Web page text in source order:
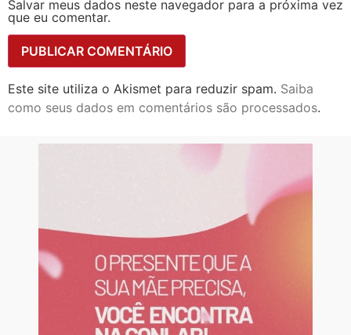
Salvar meus dados neste navegador para a próxima vez
que eu comentar.
Este site utiliza o Akismet para reduzir spam. Saiba
como seus dados em comentários são processados.